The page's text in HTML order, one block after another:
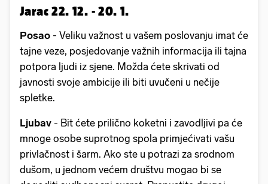
Jarac 22. 12. - 20. 1.
Posao - Veliku važnost u vašem poslovanju imat će
tajne veze, posjedovanje važnih informacija ili tajna
potpora ljudi iz sjene. Možda ćete skrivati od
javnosti svoje ambicije ili biti uvučeni u nečije
spletke.
Ljubav - Bit ćete prilično koketni i zavodljivi pa će
mnoge osobe suprotnog spola primjećivati vašu
privlačnost i šarm. Ako ste u potrazi za srodnom
dušom, u jednom većem društvu mogao bi se